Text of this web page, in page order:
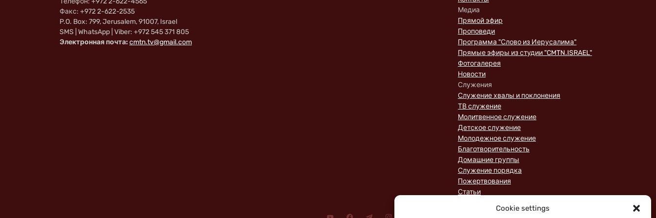
Cookie settings
Факс: +972 2-622-2535
P.O. Box: 799, Jerusalem, 91007, Israel
SMS | WhatsApp | Viber: +972 545 371 805
Электронная почта:cmtn.tv@gmail.com
Медиа
Прямой эфир
Проповеди
Программа "Слово из Иерусалима"
Прямые эфиры из студии "CMTN.ISRAEL"
Фотогалерея
Новости
Служения
Служение хвалы и поклонения
ТВ служение
Молитвенное служение
Детское служение
Молодежное служение
Благотворительность
Домашние группы
Служение порядка
Пожертвования
Статьи